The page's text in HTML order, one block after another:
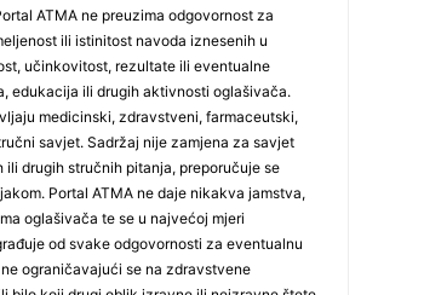
ATMA ne preuzima odgovornost za
ili istinitost navoda iznesenih u
učinkovitost, rezultate ili eventualne
edukacija ili drugih aktivnosti oglašivača.
medicinski, zdravstveni, farmaceutski,
savjet. Sadržaj nije zamjena za savjet
drugih stručnih pitanja, preporučuje se
Portal ATMA ne daje nikakva jamstva,
oglašivača te se u najvećoj mjeri
od svake odgovornosti za eventualnu
ograničavajući se na zdravstvene